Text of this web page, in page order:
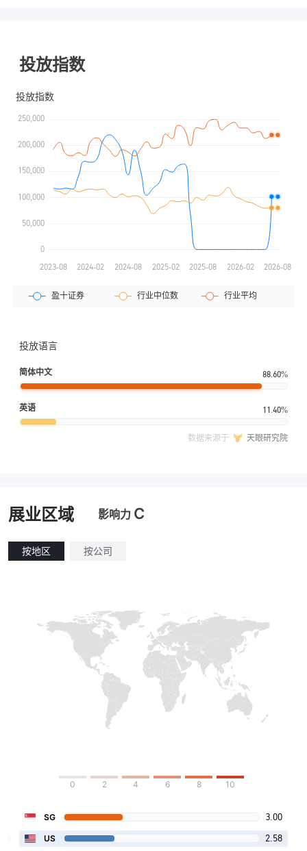
投放指数
投放语言
简体中文 88.60%
英语 11.40%
数据来源于 天眼研究院
展业区域 影响力 C
按地区 按公司
0 2 4 6 8 10
SG 3.00
US 2.58